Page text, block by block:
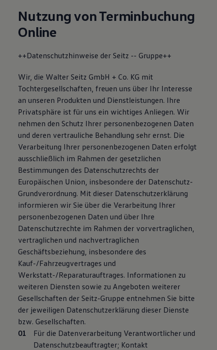
Nutzung von Terminbuchung
Online
++Datenschutzhinweise der Seitz -- Gruppe++
Wir, die Walter Seitz GmbH + Co. KG mit
Tochtergesellschaften, freuen uns über Ihr Interesse
an unseren Produkten und Dienstleistungen. Ihre
Privatsphäre ist für uns ein wichtiges Anliegen. Wir
nehmen den Schutz Ihrer personenbezogenen Daten
und deren vertrauliche Behandlung sehr ernst. Die
Verarbeitung Ihrer personenbezogenen Daten erfolgt
ausschließlich im Rahmen der gesetzlichen
Bestimmungen des Datenschutzrechts der
Europäischen Union, insbesondere der Datenschutz-
Grundverordnung. Mit dieser Datenschutzerklärung
informieren wir Sie über die Verarbeitung Ihrer
personenbezogenen Daten und über Ihre
Datenschutzrechte im Rahmen der vorvertraglichen,
vertraglichen und nachvertraglichen
Geschäftsbeziehung, insbesondere des
Kauf-/Fahrzeugvertrages und
Werkstatt-/Reparaturauftrages. Informationen zu
weiteren Diensten sowie zu Angeboten weiterer
Gesellschaften der Seitz-Gruppe entnehmen Sie bitte
der jeweiligen Datenschutzerklärung dieser Dienste
bzw. Gesellschaften.
Für die Datenverarbeitung Verantwortlicher und
Datenschutzbeauftragter; Kontakt